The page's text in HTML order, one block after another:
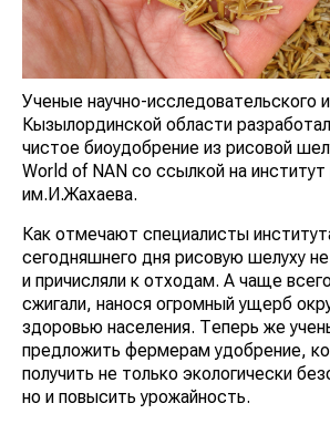
Ученые научно-исследовательского
Кызылординской области
чистое биоудобрение из рисовой
World of NAN со ссылкой на
им.И.Жахаева.
Как отмечают специалисты
сегодняшнего дня рисовую шелуху
и причисляли к отходам. А чаще
сжигали, нанося огромный ущерб
здоровью населения. Теперь же
предложить фермерам удобрение,
получить не только экологически
но и повысить урожайность.